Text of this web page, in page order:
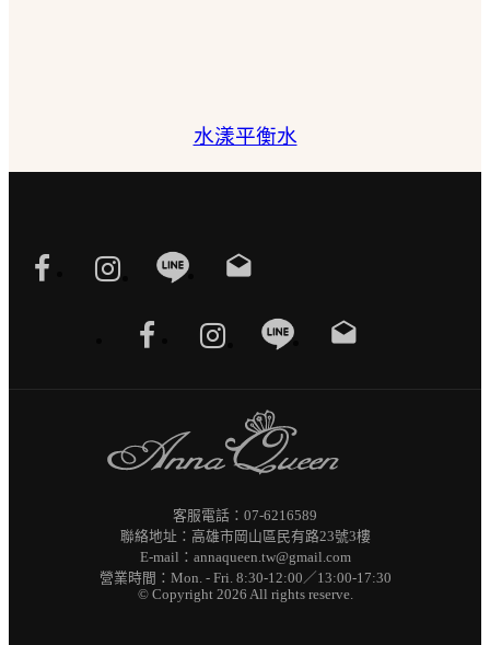
水漾平衡水
drafts
drafts
客服電話：07-6216589
聯絡地址：高雄市岡山區民有路23號3樓
E-mail：annaqueen.tw@gmail.com
營業時間：Mon. - Fri. 8:30-12:00／13:00-17:30
© Copyright 2026 All rights reserve.